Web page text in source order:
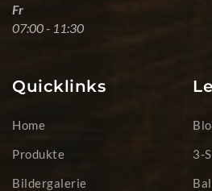
Fr
07:00 - 11:30
Quicklinks
Home
Produkte
Bildergalerie
3-